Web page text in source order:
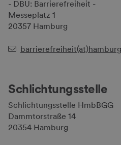
- DBU: Barrierefreiheit -
Messeplatz 1
20357 Hamburg
Schlichtungsstelle
Schlichtungsstelle HmbBGG
Dammtorstraße 14
20354 Hamburg